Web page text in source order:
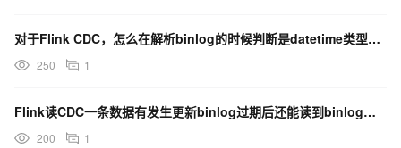
对于Flink CDC，怎么在解析binlog的时候判断是datetime类型，然后减8小时给它？
250 1
Flink读CDC一条数据有发生更新binlog过期后还能读到binlog信息吗
200 1